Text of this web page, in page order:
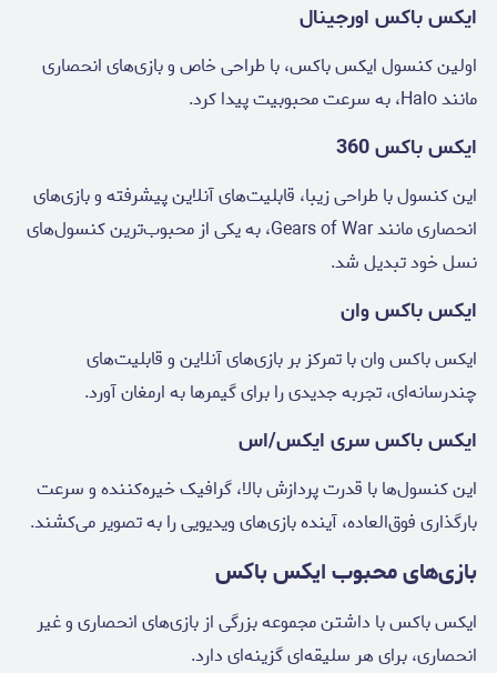
ایکس باکس اورجینال
اولین کنسول ایکس باکس، با طراحی خاص و بازی‌های انحصاری
مانند Halo، به سرعت محبوبیت پیدا کرد.
ایکس باکس 360
این کنسول با طراحی زیبا، قابلیت‌های آنلاین پیشرفته و بازی‌های
انحصاری مانند Gears of War، به یکی از محبوب‌ترین کنسول‌های
نسل خود تبدیل شد.
ایکس باکس وان
ایکس باکس وان با تمرکز بر بازی‌های آنلاین و قابلیت‌های
چندرسانه‌ای، تجربه جدیدی را برای گیمرها به ارمغان آورد.
ایکس باکس سری ایکس/اس
این کنسول‌ها با قدرت پردازش بالا، گرافیک خیره‌کننده و سرعت
بارگذاری فوق‌العاده، آینده بازی‌های ویدیویی را به تصویر می‌کشند.
بازی‌های محبوب ایکس باکس
ایکس باکس با داشتن مجموعه بزرگی از بازی‌های انحصاری و غیر
انحصاری، برای هر سلیقه‌ای گزینه‌ای دارد.